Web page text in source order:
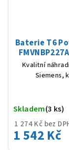
Baterie T6
Kvalitní
Siemens,
1 274 Kč bez
1 542 Kč
Skladem(3 ks)